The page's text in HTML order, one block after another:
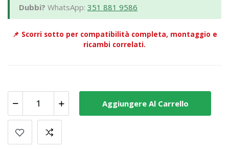
Dubbi? WhatsApp: 351 881 9586
📌 Scorri sotto per compatibilità completa, montaggio e
ricambi correlati.
Aggiungere Al Carrello